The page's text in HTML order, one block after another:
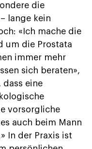
die
lange kein
«Ich mache die
um die Prostata
immer mehr
sich beraten»,
dass eine
vorsorgliche
auch beim Mann
In der Praxis ist